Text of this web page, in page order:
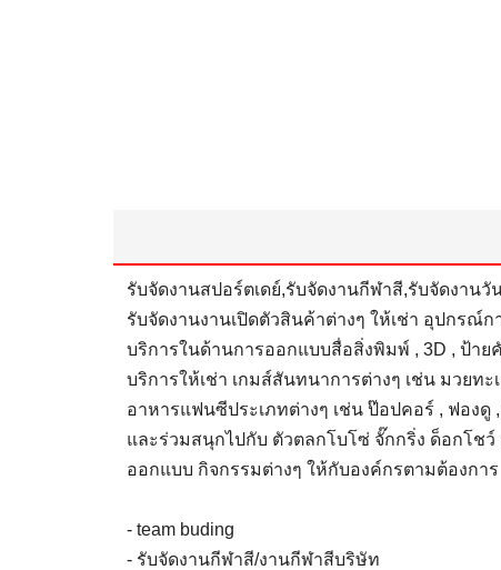
รับจัดงานสปอร์ตเดย์,รับจัดงานกีฬาสี,รับจัดงาน
รับจัดงานงานเปิดตัวสินค้าต่างๆ ให้เช่า อุปกรณ์
บริการในด้านการออกแบบสื่อสิ่งพิมพ์ , 3D , ป้าย
บริการให้เช่า เกมส์สันทนาการต่างๆ เช่น มวยท
อาหารแฟนซีประเภทต่างๆ เช่น ป๊อปคอร์ , ฟอง
และร่วมสนุกไปกับ ตัวตลกโบโซ่ จั๊กกริ่ง ด็อกโช
ออกแบบ กิจกรรมต่างๆ ให้กับองค์กรตามต้องการ
- team buding
- รับจัดงานกีฬาสี/งานกีฬาสีบริษัท